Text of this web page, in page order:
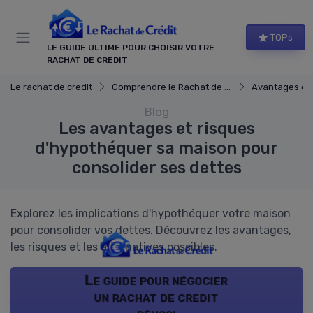
LE GUIDE ULTIME POUR CHOISIR VOTRE
RACHAT DE CREDIT
TOPs
Le rachat de credit Comprendre le Rachat de Crédit Avantages et
Blog
Les avantages et risques
d'hypothéquer sa maison pour
consolider ses dettes
Explorez les implications d'hypothéquer votre maison
pour consolider vos dettes. Découvrez les avantages,
les risques et les alternatives possibles.
Le guide pour négocier
un rachat de credit
Panneau de gestion des cookies